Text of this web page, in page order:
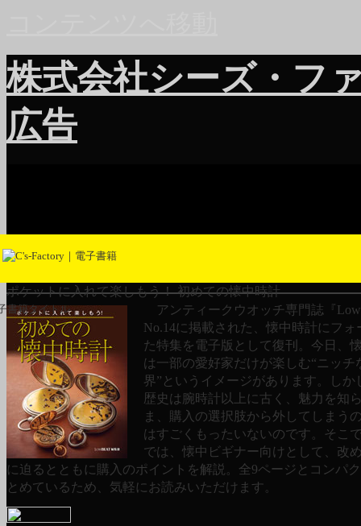
株式会社シーズ・フ
広告
書籍タイトル
ポケットに入れて楽しもう！ 初めての懐中時計
アンティークウオッチ専門誌『
No.14に掲載された、懐中時計にフォ
た特集を電子版として復刊。今日、
は一部の愛好家だけが楽しむ“ニッチ
界”というイメージがあります。しか
歴史は腕時計以上に古く、魅力を知
ま、購入の選択肢から外してしまう
はすごくもったいないのです。そこ
では、懐中ビギナー向けとして、改
に迫るとともに購入のポイントを解説。全9ページとコンパ
とめているため、気軽にお読みいただけます。